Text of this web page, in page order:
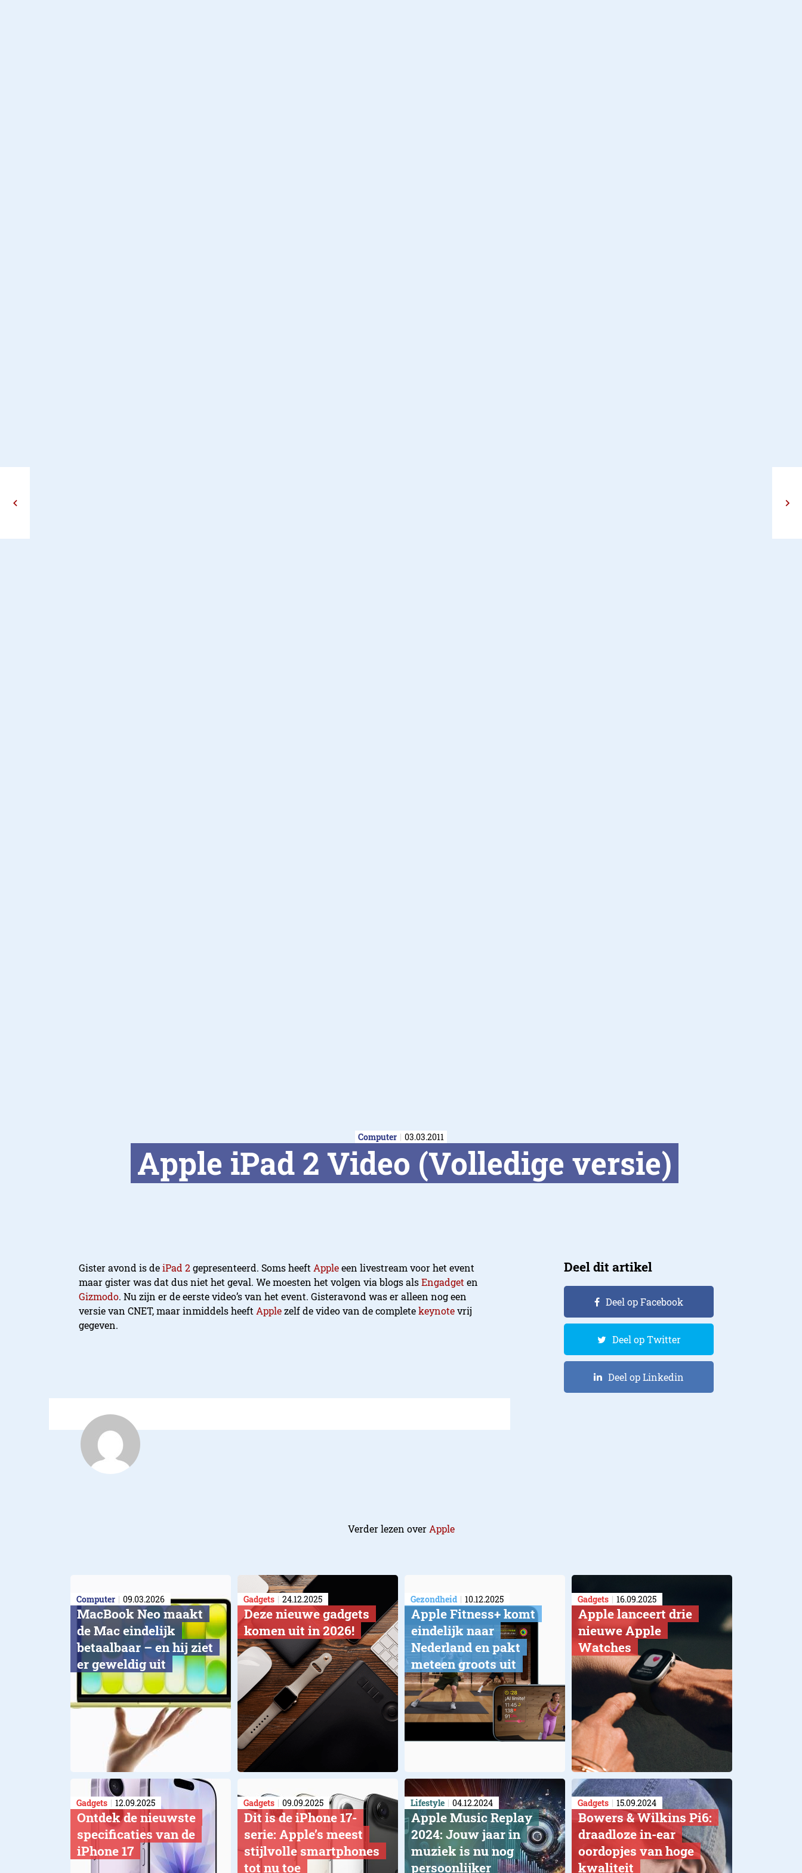
Computer 03.03.2011
Apple iPad 2 Video (Volledige versie)
Gister avond is deiPad 2gepresenteerd. Soms heeft Appleeen livestream voor het event
maar gister was dat dus niet het geval. We moesten het volgen via blogs alsEngadget en
Gizmodo. Nu zijn er de eerste video’s van het event. Gisteravond was er alleen nog een
versie van CNET, maar inmiddels heeft Applezelf de video van de completekeynotevrij
gegeven.
Deel dit artikel
Deel op Facebook
Deel op Twitter
Deel op Linkedin
Verder lezen over Apple
Computer 09.03.2026
MacBook Neo maakt
de Mac eindelijk
betaalbaar – en hij ziet
er geweldig uit
Gadgets 24.12.2025
Deze nieuwe gadgets
komen uit in 2026!
Gezondheid 10.12.2025
Apple Fitness+ komt
eindelijk naar
Nederland en pakt
meteen groots uit
Gadgets 16.09.2025
Apple lanceert drie
nieuwe Apple
Watches
Gadgets 12.09.2025
Ontdek de nieuwste
specificaties van de
iPhone 17
Gadgets 09.09.2025
Dit is de iPhone 17-
serie: Apple’s meest
stijlvolle smartphones
tot nu toe
Lifestyle 04.12.2024
Apple Music Replay
2024: Jouw jaar in
muziek is nu nog
persoonlijker
Gadgets 15.09.2024
Bowers & Wilkins Pi6:
draadloze in-ear
oordopjes van hoge
kwaliteit